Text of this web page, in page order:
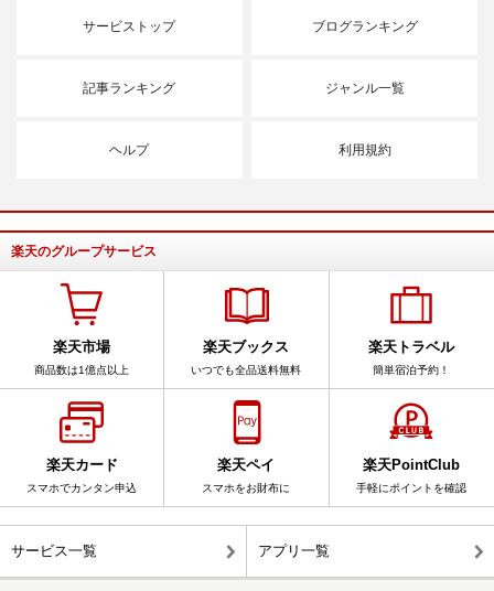
サービストップ ブログランキング
記事ランキング ジャンル一覧
ヘルプ 利用規約
楽天のグループサービス
楽天市場
商品数は1億点以上
楽天ブックス
いつでも全品送料無料
楽天トラベル
簡単宿泊予約！
楽天カード
スマホでカンタン申込
楽天ペイ
スマホをお財布に
楽天PointClub
手軽にポイントを確認
サービス一覧 アプリ一覧